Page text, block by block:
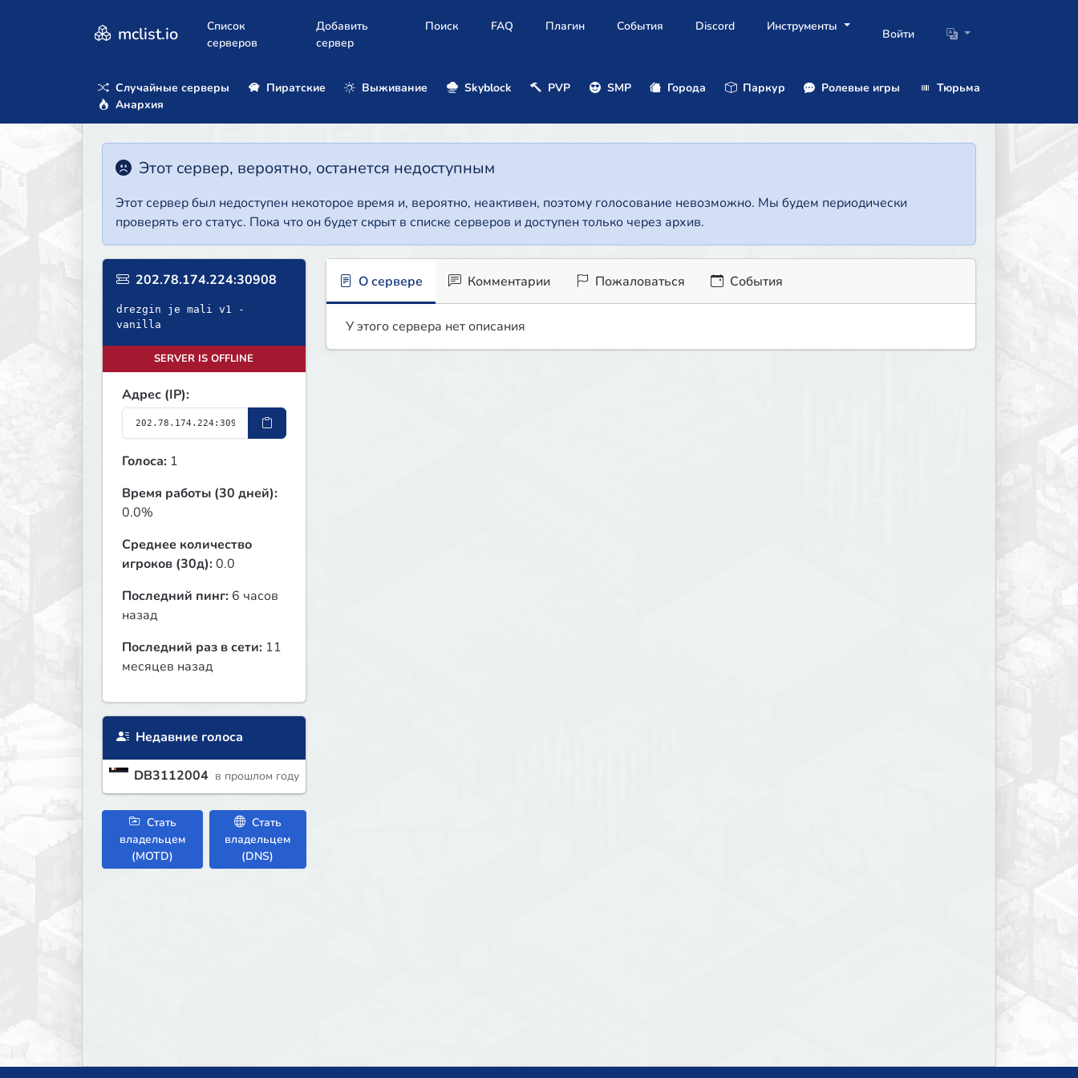
mclist.io
Список
серверов
Добавить
сервер
Поиск FAQ Плагин События Discord Инструменты
Войти
Случайные серверы Пиратские Выживание Skyblock PVP SMP Города Паркур Ролевые игры
Тюрьма
Анархия
Этот сервер, вероятно, останется недоступным
Этот сервер был недоступен некоторое время и, вероятно, неактивен, поэтому голосование невозможно. Мы будем периодически
проверять его статус. Пока что он будет скрыт в списке серверов и доступен только через архив.
202.78.174.224:30908
drezgin je mali v1 -
vanilla
SERVER IS OFFLINE
Адрес (IP):
Голоса: 1
Время работы (30 дней):
0.0%
Среднее количество
игроков (30д):0.0
Последний пинг: 6 часов
назад
Последний раз в сети: 11
месяцев назад
Недавние голоса
DB3112004 в прошлом году
Стать
владельцем
(MOTD)
Стать
владельцем
(DNS)
О сервере Комментарии Пожаловаться События
У этого сервера нет описания